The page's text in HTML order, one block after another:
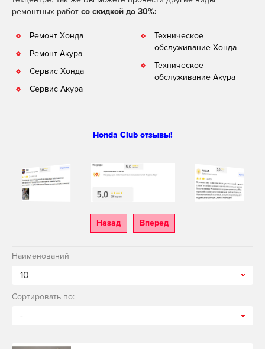
ремонтных работ со скидкой до 30%:
Ремонт Хонда
Ремонт Акура
Сервис Хонда
Сервис Акура
Техническое
обслуживание Хонда
Техническое
обслуживание Акура
Honda Club отзывы!
Назад Вперед
Наименований
10
Сортировать по:
-